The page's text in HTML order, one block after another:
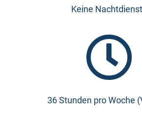
Keine

36 Stunden pro Woche